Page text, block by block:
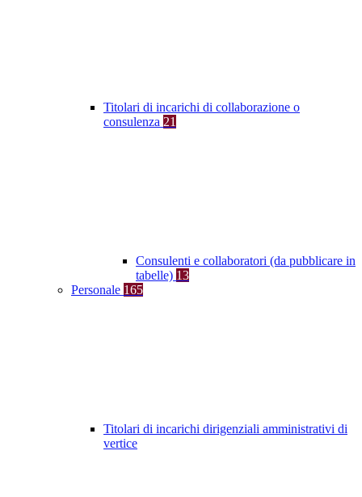
Titolari di incarichi di collaborazione o
consulenza 21
Consulenti e collaboratori (da pubblicare in
tabelle) 13
Personale 165
Titolari di incarichi dirigenziali amministrativi di
vertice